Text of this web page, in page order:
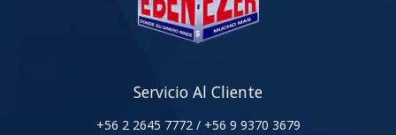
Servicio Al Cliente
+56 2 2645 7772 / +56 9 9370 3679